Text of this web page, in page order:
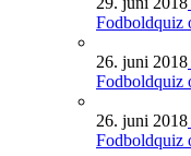
Fodboldquiz
26. juni 2018
Fodboldquiz
26. juni 2018
Fodboldquiz